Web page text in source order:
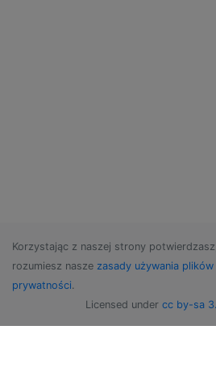
Korzystając z naszej strony
rozumiesz nasze zasady używania
prywatności.
Licensed under cc by-sa